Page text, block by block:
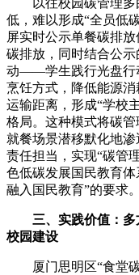
低，难以形成“全员低
屏实时公示单餐碳排
碳排放，同时结合公
动——学生践行光盘行
烹饪方式，降低能源
运输距离，形成“学校
格局。这种模式将碳
就餐场景潜移默化地
责任担当，实现“碳管
色低碳发展国民教育
融入国民教育”的要求。
三、实践价值：
校园建设
厦门思明区“食堂